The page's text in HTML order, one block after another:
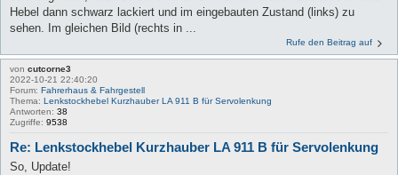
Hebel dann schwarz lackiert und im eingebauten Zustand (links) zu
sehen. Im gleichen Bild (rechts in ...
Rufe den Beitrag auf
von cutcorne3
2022-10-21 22:40:20
Forum: Fahrerhaus & Fahrgestell
Thema: Lenkstockhebel Kurzhauber LA 911 B für Servolenkung
Antworten: 38
Zugriffe: 9538
Re: Lenkstockhebel Kurzhauber LA 911 B für Servolenkung
So, Update!